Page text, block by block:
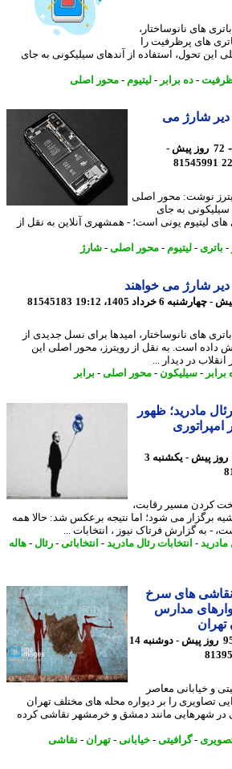
نانوساختار،
های پرظرفیت را
استفاده از آندهای سیلیکونی به جای
-ده برابر- لیتیوم-محور اصلی
شارژ می
72 روز پیش -
نوشت: محور اصلی
به جای
لیتیوم یونی است؛ - همشهری آنلاین به نقل از
- لیتیوم-محور اصلی-شارژ
شارژ می خواهند
81545183
نانوساختار، امیدها برای نسل جدیدی از
است. به نقل از رویترز، محور اصلی این
در دیدار ...
- سیلیکون-محور اصلی-برابر
مادرید؛ ظهور
75 روز پیش - یکشنبه 3
مسیر رقابت،
می شود؛ اما نتیجه برعکس شد: حالا همه
گزارش فرتاک نیوز ، انتخابات ...
- انتخابات رئال مادرید- انتخاباتی-رئال -هاله
های سرخ
مدارس
95 روز پیش - دوشنبه 14
خیابانی معاصر
را بر دیواره محله های مختلف تهران
شهرهایی مانند دمشق و خرمشهر نقاشی کرده
- گرافیتی-خیابانی-تهران- نقاشی